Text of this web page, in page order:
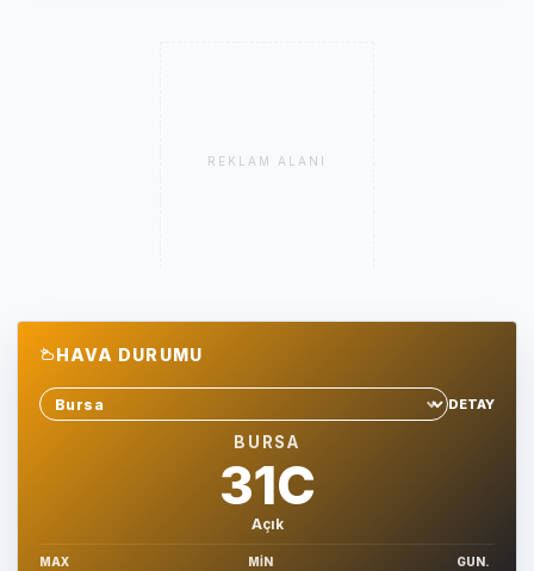
REKLAM ALANI
HAVA DURUMU
Sehir sec
DETAY
BURSA
31C
Açık
MAX MIN GUN.